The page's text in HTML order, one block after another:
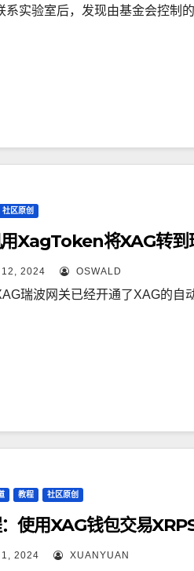
系实验室后，发现由基金会控制
社区原创
XagToken将XAG转到
12, 2024 OSWALD
瑞波网关已经开通了XAG的自
教程 社区原创
使用XAG钱包交易
1, 2024 XUANYUAN